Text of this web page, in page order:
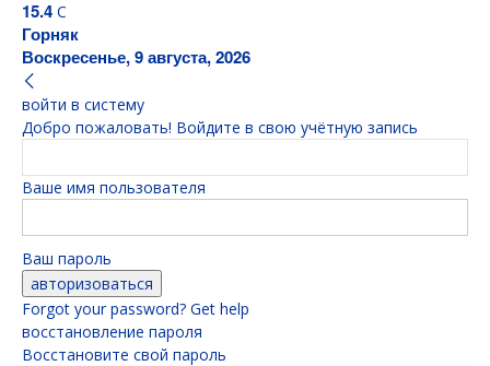
15.4 C
Горняк
Воскресенье, 9 августа, 2026
войти в систему
Добро пожаловать! Войдите в свою учётную запись
Ваше имя пользователя
Ваш пароль
Forgot your password? Get help
восстановление пароля
Восстановите свой пароль